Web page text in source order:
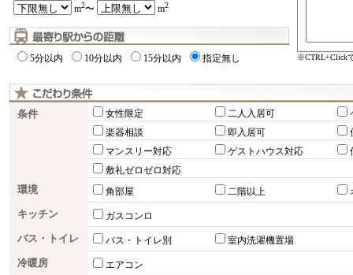
m2〜 m2
5分以内 10分以内 15分以内 指定無し ※CTRL+Click
条件 女性限定 二人入居可
楽器相談
即入居可
マンスリー対応
ゲストハウス対応
敷礼ゼロゼロ対応
環境 角部屋 二階以上
キッチン ガスコンロ
バス・トイレ バス・トイレ別 室内洗濯機置場
冷暖房 エアコン